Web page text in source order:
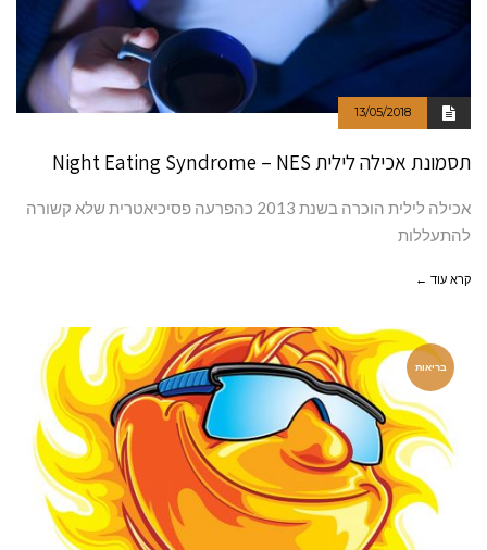
13/05/2018
תסמונת אכילה לילית Night Eating Syndrome – NES
אכילה לילית הוכרה בשנת 2013 כהפרעה פסיכיאטרית שלא קשורה
להתעללות
קרא עוד ←
בריאות